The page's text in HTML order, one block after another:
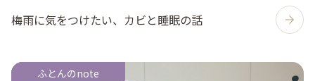
梅雨に気をつけたい、カビと睡眠の話
ふとんのnote